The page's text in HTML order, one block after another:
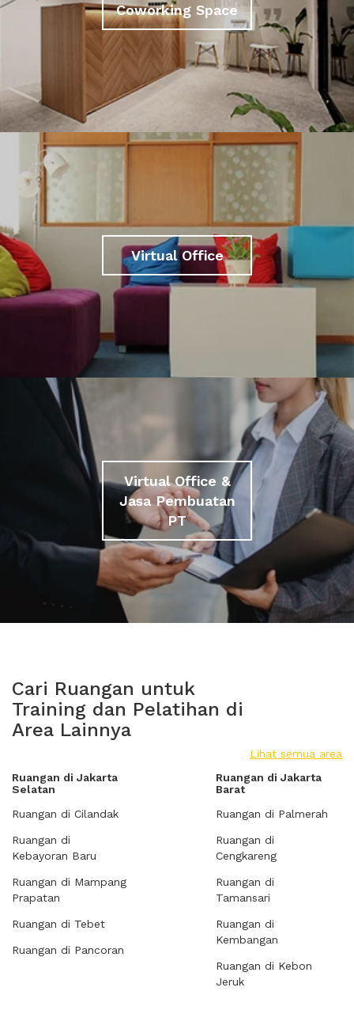
Coworking Space
Virtual Office
Virtual Office &
Jasa Pembuatan
PT
Cari Ruangan untuk
Training dan Pelatihan di
Area Lainnya
Lihat semua area
Ruangan di Jakarta
Selatan
Ruangan di Cilandak
Ruangan di
Kebayoran Baru
Ruangan di Mampang
Prapatan
Ruangan di Tebet
Ruangan di Pancoran
Ruangan di Jakarta
Barat
Ruangan di Palmerah
Ruangan di
Cengkareng
Ruangan di
Tamansari
Ruangan di
Kembangan
Ruangan di Kebon
Jeruk